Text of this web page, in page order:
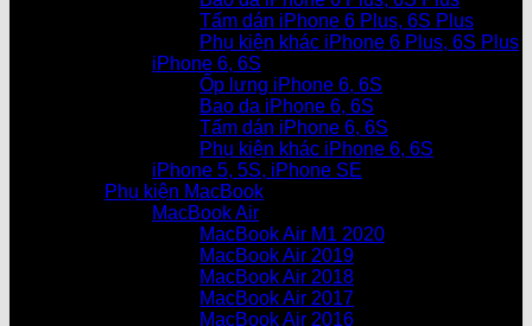
Tấm dán iPhone 6 Plus, 6S Plus
Phụ kiện khác iPhone 6 Plus, 6S Plus
iPhone 6, 6S
Ốp lưng iPhone 6, 6S
Bao da iPhone 6, 6S
Tấm dán iPhone 6, 6S
Phụ kiện khác iPhone 6, 6S
iPhone 5, 5S, iPhone SE
Phụ kiện MacBook
MacBook Air
MacBook Air M1 2020
MacBook Air 2019
MacBook Air 2018
MacBook Air 2017
MacBook Air 2016